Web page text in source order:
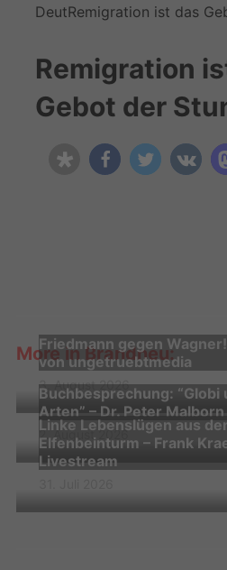
DeutRemigration ist das
Remigration
Gebot der
More in Brandneu:
Friedmann gegen
von ungetruebtmedia
3. August 2026
Buchbesprechung: “Globi
Arten” – Dr. Peter Malborn
2. August 2026
Linke Lebenslügen aus
Elfenbeinturm – Frank
Livestream